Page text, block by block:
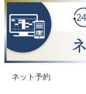
ネット予約